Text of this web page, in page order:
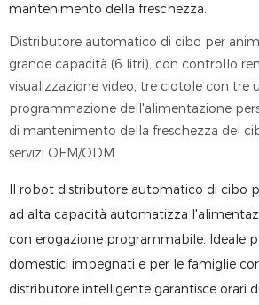
mantenimento della freschezza.
Distributore automatico di cibo per
grande capacità (6 litri), con controllo
visualizzazione video, tre ciotole con tre
programmazione dell'alimentazione
di mantenimento della freschezza del
servizi OEM/ODM.
Il robot distributore automatico di cibo
ad alta capacità automatizza
con erogazione programmabile. Ideale
domestici impegnati e per le famiglie
distributore intelligente garantisce orari